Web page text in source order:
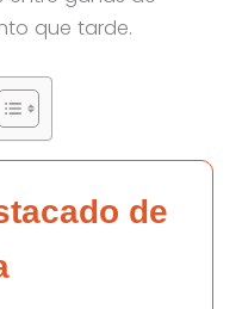
que tarde.
de